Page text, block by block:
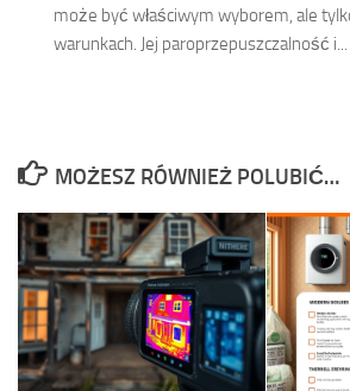
może być właściwym wyborem, ale
warunkach. Jej paroprzepuszczalność i...
MOŻESZ RÓWNIEŻ POLUBIĆ…